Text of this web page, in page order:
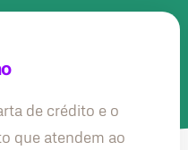
de crédito e o
que atendem ao